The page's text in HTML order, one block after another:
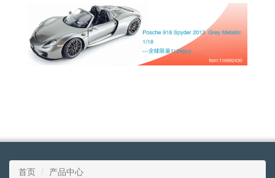
首页 产品中心